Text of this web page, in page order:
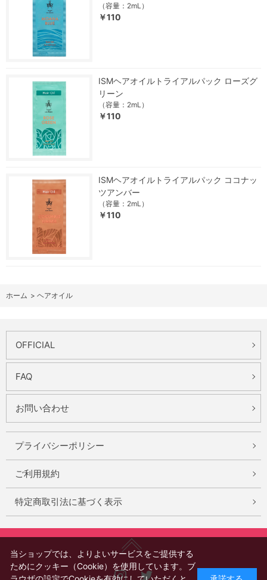
（容量：2mL）
￥110
ISMヘアオイルトライアルパック ローズグ
リーン
（容量：2mL）
￥110
ISMヘアオイルトライアルパック ココナッ
ツアンバー
（容量：2mL）
￥110
ホーム > ヘアオイル
OFFICIAL
FAQ
お問い合わせ
プライバシーポリシー
ご利用規約
特定商取引法に基づく表示
Instagram
X
当ショップでは、よりよいサービスをご提供する
ためにクッキー（Cookie）を使用しています。ブ